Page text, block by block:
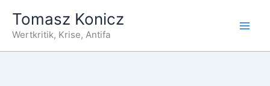
Inhalt
springen
Tomasz Konicz
Wertkritik, Krise, Antifa